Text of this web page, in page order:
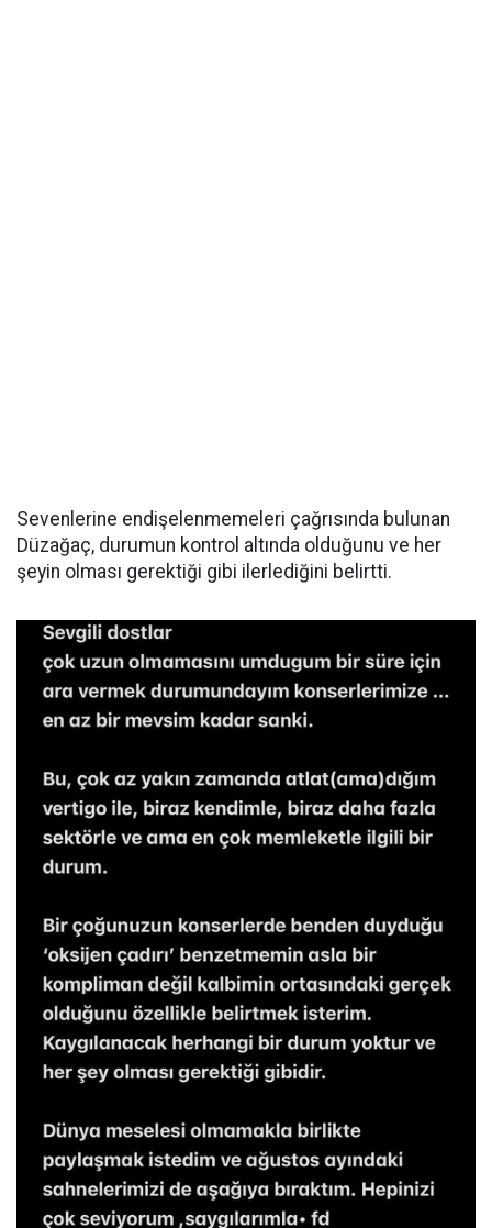
Sevenlerine endişelenmemeleri çağrısında bulunan
Düzağaç, durumun kontrol altında olduğunu ve her
şeyin olması gerektiği gibi ilerlediğini belirtti.